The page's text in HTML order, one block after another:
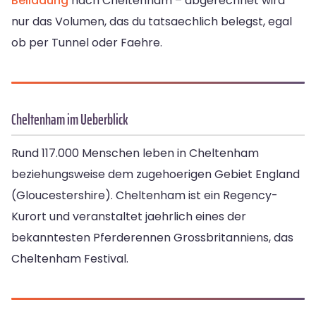
nur das Volumen, das du tatsaechlich belegst, egal
ob per Tunnel oder Faehre.
Cheltenham im Ueberblick
Rund 117.000 Menschen leben in Cheltenham
beziehungsweise dem zugehoerigen Gebiet England
(Gloucestershire). Cheltenham ist ein Regency-
Kurort und veranstaltet jaehrlich eines der
bekanntesten Pferderennen Grossbritanniens, das
Cheltenham Festival.